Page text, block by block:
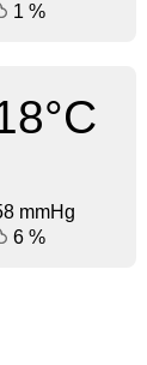
1 %
mmHg
6 %